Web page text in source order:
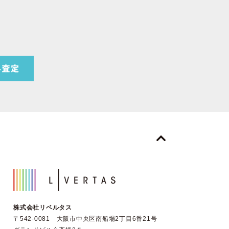
株式会社リベルタス
〒542-0081 大阪市中央区南船場2丁目6番21号